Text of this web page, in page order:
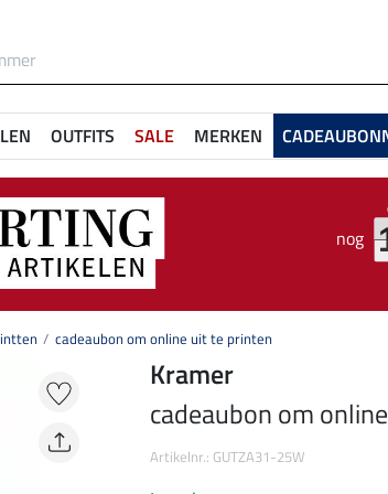
OUTFITS SALE MERKEN
nog
cadeaubon om online uit te printen
Kramer
cadeaubon om
Artikelnr.: GUTZA31-25W